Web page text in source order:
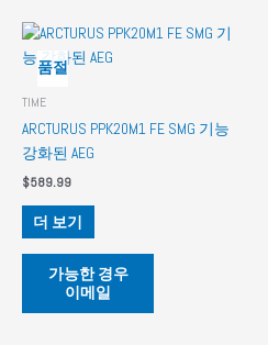
품절
TIME
ARCTURUS PPK20M1 FE SMG 기능
강화된 AEG
$589.99
더 보기
가능한 경우
이메일